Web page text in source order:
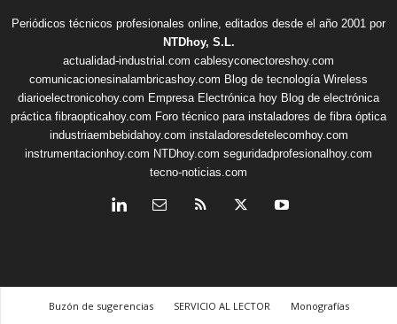
Periódicos técnicos profesionales online, editados desde el año 2001 por
NTDhoy, S.L.
actualidad-industrial.com cablesyconectoreshoy.com
comunicacionesinalambricashoy.com Blog de tecnología Wireless
diarioelectronicohoy.com Empresa Electrónica hoy Blog de electrónica
práctica fibraopticahoy.com Foro técnico para instaladores de fibra óptica
industriaembebidahoy.com instaladoresdetelecomhoy.com
instrumentacionhoy.com NTDhoy.com seguridadprofesionalhoy.com
tecno-noticias.com
Buzón de sugerencias SERVICIO AL LECTOR
Monografías